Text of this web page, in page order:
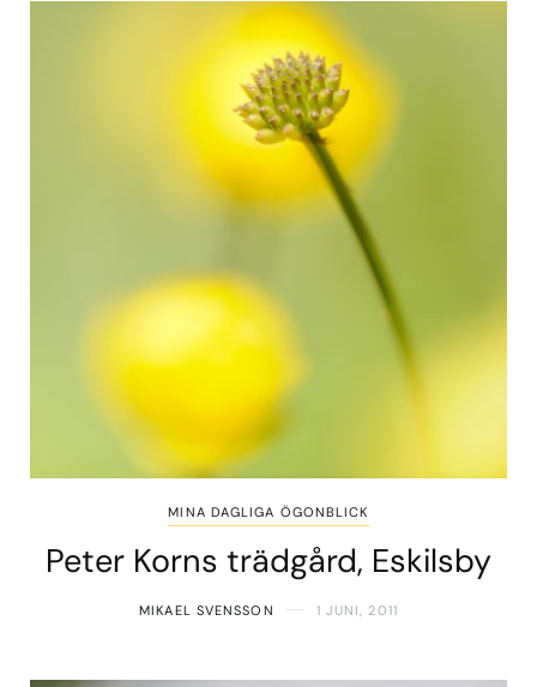
MINA DAGLIGA ÖGONBLICK
Peter Korns trädgård, Eskilsby
MIKAEL SVENSSON 1 JUNI, 2011